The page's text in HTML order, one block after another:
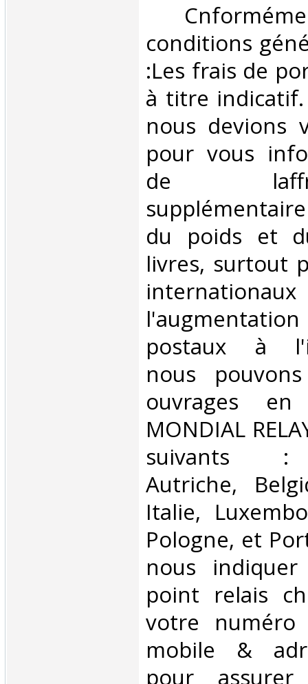
conditions
:Les frais de
à titre
nous devions
pour vous
de
du poids et
livres, surtout
internationaux
postaux à
nous
ouvrages
MONDIAL
suivants :
Autriche,
Italie,
Pologne, et
nous
point relais
votre numéro
mobile &
pour